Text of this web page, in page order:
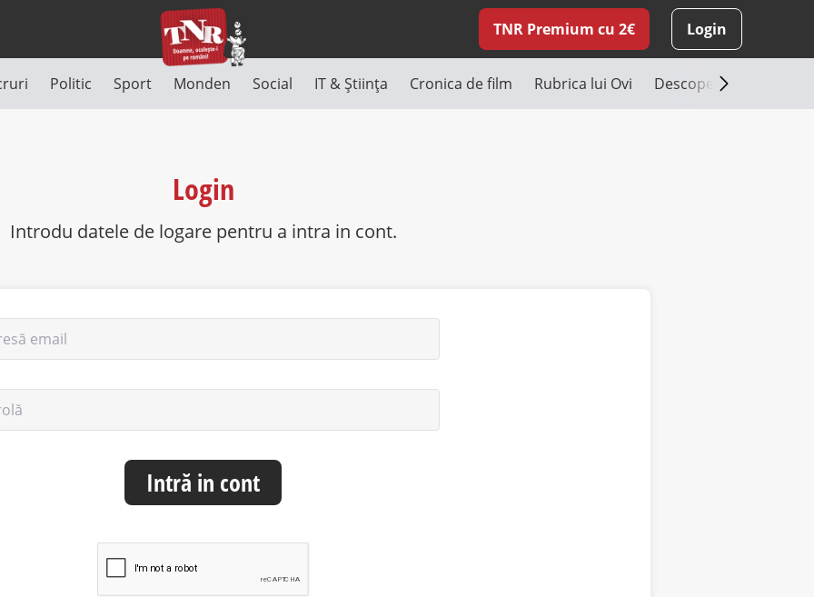
TNR Premium cu 2€ Login
Politic Sport Monden Social IT & Știința Cronica de film Rubrica lui Ovi Descoperă România
Login
Introdu datele de logare pentru a intra in cont.
email
Intră in cont